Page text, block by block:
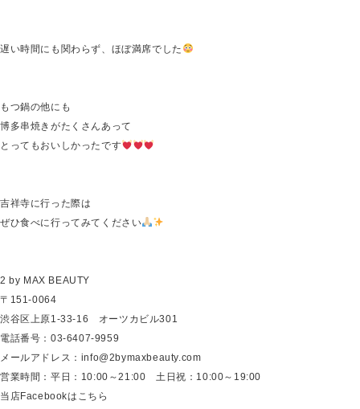
遅い時間にも関わらず、ほぼ満席でした
もつ鍋の他にも
博多串焼きがたくさんあって
とってもおいしかったです
吉祥寺に行った際は
ぜひ食べに行ってみてください
2 by MAX BEAUTY
〒151-0064
渋谷区上原1-33-16 オーツカビル301
電話番号：03-6407-9959
メールアドレス：info@2bymaxbeauty.com
営業時間：平日：10:00～21:00 土日祝：10:00～19:00
当店Facebookはこちら